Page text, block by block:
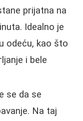
prijatna na
Idealno je
odeću, kao što
i bele
se da se
Na taj